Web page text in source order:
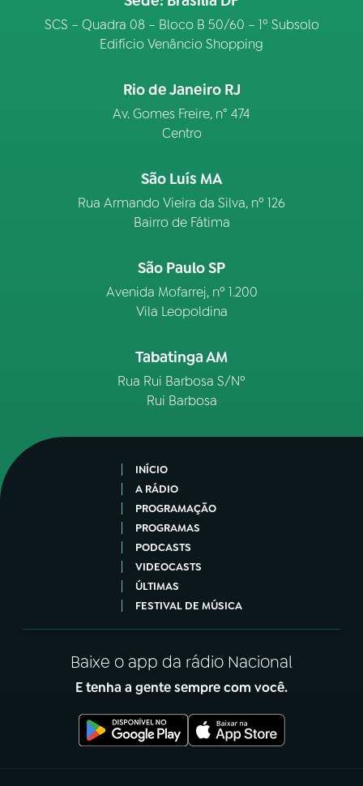
SCS – Quadra 08 – Bloco B 50/60 – 1º Subsolo
Edifício Venâncio Shopping
Rio de Janeiro RJ
Av. Gomes Freire, n° 474
Centro
São Luís MA
Rua Armando Vieira da Silva, nº 126
Bairro de Fátima
São Paulo SP
Avenida Mofarrej, nº 1.200
Vila Leopoldina
Tabatinga AM
Rua Rui Barbosa S/Nº
Rui Barbosa
INÍCIO
A RÁDIO
PROGRAMAÇÃO
PROGRAMAS
PODCASTS
VIDEOCASTS
ÚLTIMAS
FESTIVAL DE MÚSICA
Baixe o app da rádio Nacional
E tenha a gente sempre com você.